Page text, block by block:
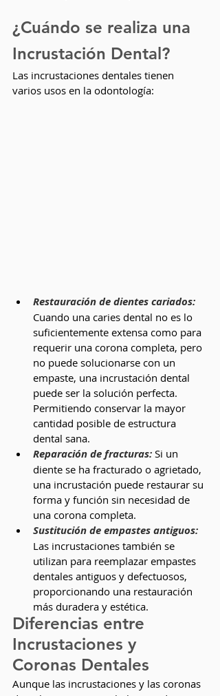
¿Cuándo se realiza una
Incrustación Dental?
Las incrustaciones dentales tienen
varios usos en la odontología:
Restauración de dientes cariados:
Cuando una caries dental no es lo
suficientemente extensa como para
requerir una corona completa, pero
no puede solucionarse con un
empaste, una incrustación dental
puede ser la solución perfecta.
Permitiendo conservar la mayor
cantidad posible de estructura
dental sana.
Reparación de fracturas: Si un
diente se ha fracturado o agrietado,
una incrustación puede restaurar su
forma y función sin necesidad de
una corona completa.
Sustitución de empastes antiguos:
Las incrustaciones también se
utilizan para reemplazar empastes
dentales antiguos y defectuosos,
proporcionando una restauración
más duradera y estética.
Diferencias entre
Incrustaciones y
Coronas Dentales
Aunque las incrustaciones y las coronas